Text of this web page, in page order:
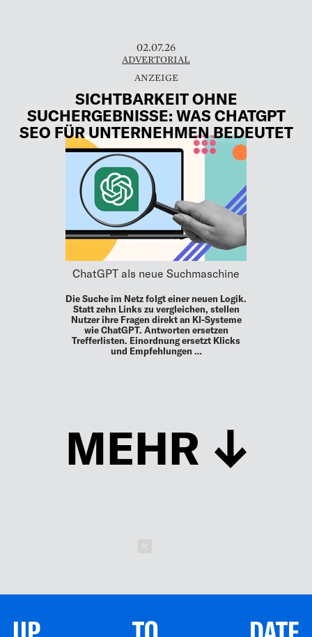
02.07.26
ADVERTORIAL
SICHTBARKEIT OHNE
SUCHERGEBNISSE: WAS CHATGPT
SEO FÜR UNTERNEHMEN BEDEUTET
ChatGPT als neue Suchmaschine
Die Suche im Netz folgt einer neuen Logik.
Statt zehn Links zu vergleichen, stellen
Nutzer ihre Fragen direkt an KI-Systeme
wie ChatGPT. Antworten ersetzen
Trefferlisten. Einordnung ersetzt Klicks
und Empfehlungen …
MEHR